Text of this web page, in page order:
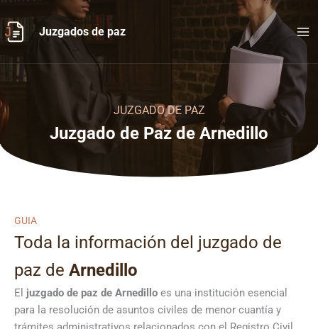
al
contenido
Juzgados de paz
JUZGADO DE PAZ
Juzgado de Paz de Arnedillo
GUIA
Toda la información del juzgado de
paz de Arnedillo
El juzgado de paz de Arnedillo es una institución esencial
para la resolución de asuntos civiles de menor cuantía y